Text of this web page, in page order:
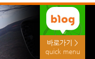
바로가기 >
quick menu